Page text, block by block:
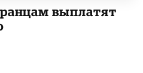
выплатят